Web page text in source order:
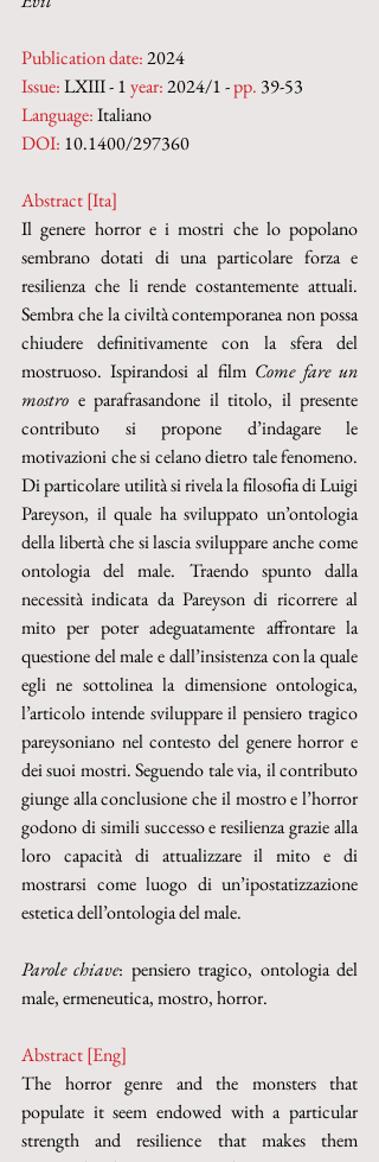
Publication date: 2024
Issue: LXIII - 1 year: 2024/1 - pp. 39-53
Language: Italiano
DOI: 10.1400/297360
Abstract [Ita]
Il genere horror e i mostri che lo popolano
sembrano dotati di una particolare forza e
resilienza che li rende costantemente attuali.
Sembra che la civiltà contemporanea non possa
chiudere definitivamente con la sfera del
mostruoso. Ispirandosi al film Come fare un
mostro e parafrasandone il titolo, il presente
contributo si propone d’indagare le
motivazioni che si celano dietro tale fenomeno.
Di particolare utilità si rivela la filosofia di Luigi
Pareyson, il quale ha sviluppato un’ontologia
della libertà che si lascia sviluppare anche come
ontologia del male. Traendo spunto dalla
necessità indicata da Pareyson di ricorrere al
mito per poter adeguatamente affrontare la
questione del male e dall’insistenza con la quale
egli ne sottolinea la dimensione ontologica,
l’articolo intende sviluppare il pensiero tragico
pareysoniano nel contesto del genere horror e
dei suoi mostri. Seguendo tale via, il contributo
giunge alla conclusione che il mostro e l’horror
godono di simili successo e resilienza grazie alla
loro capacità di attualizzare il mito e di
mostrarsi come luogo di un’ipostatizzazione
estetica dell’ontologia del male.
Parole chiave: pensiero tragico, ontologia del
male, ermeneutica, mostro, horror.
Abstract [Eng]
The horror genre and the monsters that
populate it seem endowed with a particular
strength and resilience that makes them